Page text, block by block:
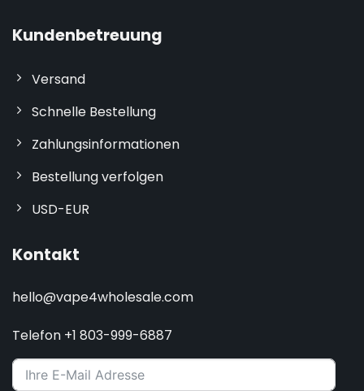
Kundenbetreuung
Versand
Schnelle Bestellung
Zahlungsinformationen
Bestellung verfolgen
USD-EUR
Kontakt
hello@vape4wholesale.com
Telefon +1 803-999-6887